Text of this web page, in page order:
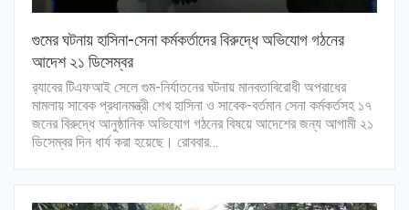
গুমের ঘটনায় হাসিনা-সেনা কর্মকর্তাদের বিরুদ্ধে অভিযোগ গঠনের
আদেশ ২১ ডিসেম্বর
র‍্যাবের টিএফআই সেলে গুম-নির্যাতনের ঘটনায় মানবতাবিরোধী অপরাধের
মামলায় সাবেক প্রধানমন্ত্রী শেখ হাসিনা ও সাবেক-বর্তমান সেনা কর্মকর্তসহ ১৭
জনের বিরুদ্ধে আনুষ্ঠানিক অভিযোগ গঠনের বিষয়ে আদেশের জন্য আগামী ২১
ডিসেম্বর দিন ধার্য করা হয়েছে। রোববার…